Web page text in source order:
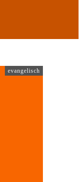
evangelisch